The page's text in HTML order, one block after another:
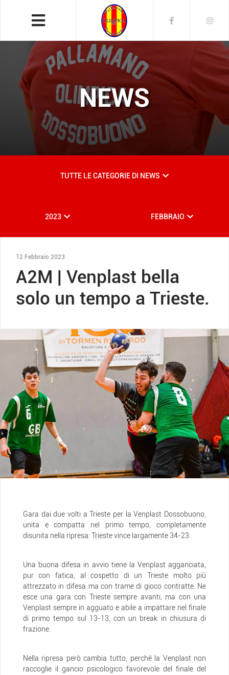
NEWS
TUTTE LE CATEGORIE DI NEWS
2023 FEBBRAIO
12 Febbraio 2023
A2M | Venplast bella
solo un tempo a Trieste.
Gara dai due volti a Trieste per la Venplast Dossobuono,
unita e compatta nel primo tempo, completamente
disunita nella ripresa: Trieste vince largamente 34-23.
Una buona difesa in avvio tiene la Venplast agganciata,
pur con fatica, al cospetto di un Trieste molto più
attrezzato in difesa ma con trame di gioco contratte. Ne
esce una gara con Trieste sempre avanti, ma con una
Venplast sempre in agguato e abile a impattare nel finale
di primo tempo sul 13-13, con un break in chiusura di
frazione.
Nella ripresa però cambia tutto, perché la Venplast non
raccoglie il gancio psicologico favorevole del finale del